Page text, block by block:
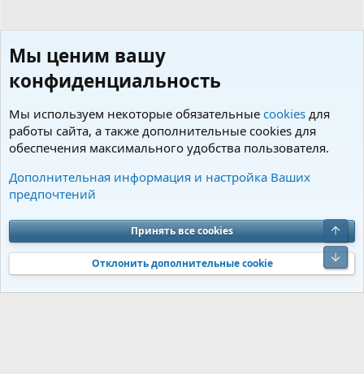
Пользователи
Cookies Charm by DCom
Обратная связь
Условия и правила
Политика конфиденциальности
Помощь
S
S
Community platform by XenForo® © 2010-2026 XenForo Ltd. Перевод от
Jumuro®|Media embeds via s9e/MediaSites
Мы ценим вашу
конфиденциальность
Мы используем некоторые обязательные cookies для
работы сайта, а также дополнительные cookies для
обеспечения максимального удобства пользователя.
Дополнительная информация и настройка Ваших
предпочтений
Принять все cookies
Отклонить дополнительные cookie
Верх
Низ